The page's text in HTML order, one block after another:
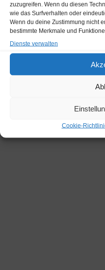
zuzugreifen. Wenn du diesen
wie das Surfverhalten oder
Wenn du deine Zustimmung nicht
bestimmte Merkmale und
Dienste verwalten
Cookie-
hannes.eder@hartlhof.net